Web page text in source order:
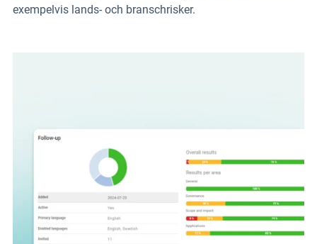
exempelvis lands- och branschrisker.